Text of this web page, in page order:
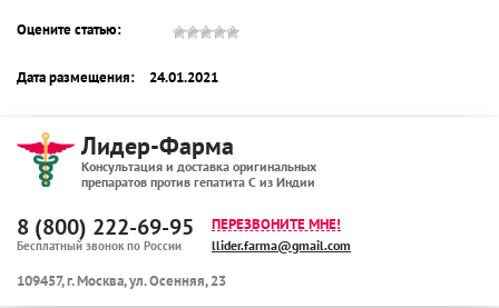
Оцените статью:
Дата размещения: 24.01.2021
Лидер-Фарма
Консультация и доставка оригинальных
препаратов против гепатита С из Индии
8 (800) 222-69-95
Бесплатный звонок по России
ПЕРЕЗВОНИТЕ МНЕ!
llider.farma@gmail.com
109457,г. Москва,ул. Осенняя, 23